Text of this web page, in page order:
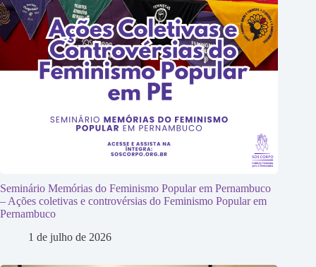
Seminário Memórias do Feminismo Popular em Pernambuco
– Ações coletivas e controvérsias do Feminismo Popular em
Pernambuco
1 de julho de 2026